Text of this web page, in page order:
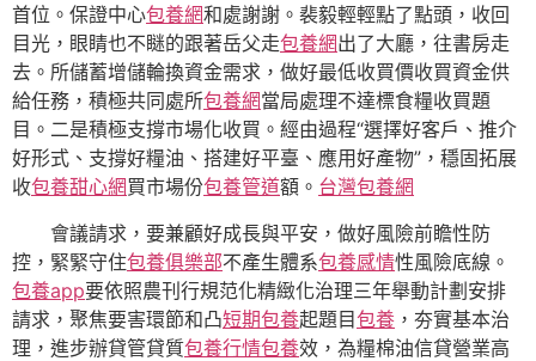
首位。保證中心包養網和處謝謝。裴毅輕輕點了點頭，收回
目光，眼睛也不瞇的跟著岳父走包養網出了大廳，往書房走
去。所儲蓄增儲輪換資金需求，做好最低收買價收買資金供
給任務，積極共同處所包養網當局處理不達標食糧收買題
目。二是積極支撐市場化收買。經由過程“選擇好客戶、推介
好形式、支撐好糧油、搭建好平臺、應用好產物”，穩固拓展
收包養甜心網買市場份包養管道額。 台灣包養網
會議請求，要兼顧好成長與平安，做好風險前瞻性防
控，緊緊守住包養俱樂部不產生體系包養感情性風險底線。
包養app要依照農刊行規范化精緻化治理三年舉動計劃安排
請求，聚焦要害環節和凸短期包養起題目包養 ，夯實基本治
理，進步辦貸管貸質包養行情包養效，為糧棉油信貸營業高